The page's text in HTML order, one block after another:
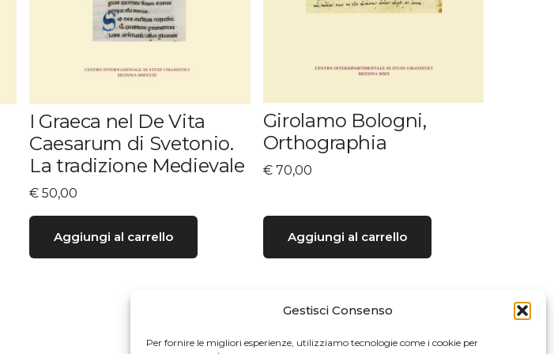
Gestisci Consenso
Per fornire le migliori esperienze, utilizziamo tecnologie come i cookie per
I Graeca nel De Vita
Caesarum di Svetonio.
La tradizione Medievale
€ 50,00
Aggiungi al carrello
Girolamo Bologni,
Orthographia
€70,00
Aggiungi al carrello